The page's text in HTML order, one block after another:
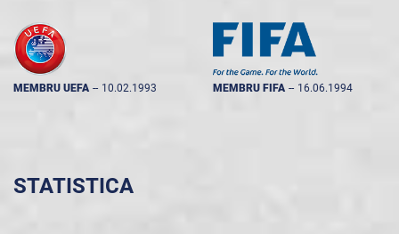
MEMBRU UEFA -- 10.02.1993 MEMBRU FIFA -- 16.06.1994
STATISTICA